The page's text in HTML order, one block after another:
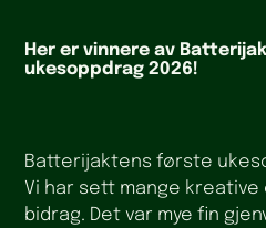
Her er vinnere av
ukesoppdrag 2026!
Batterijaktens første
Vi har sett mange
bidrag. Det var mye fin